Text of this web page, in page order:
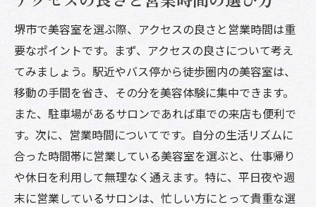
堺市の美容イベントとその詳細
旬のトレンドを取り入れるヒント
美容師が教えるトレンドの見極め方
堺市の美容室で自分らしさを表現するためのコ
ツ
自分の個性を活かしたスタイル提案
美容師と一緒にスタイルを作る方法
オリジナルスタイルを探るカウンセリング
髪型で自分を表現するためのアドバイス
堺市で美容室を選ぶ際、アクセスの良さと営業時間は重
要なポイントです。まず、アクセスの良さについて考え
てみましょう。駅近やバス停から徒歩圏内の美容室は、
移動の手間を省き、その分を美容体験に集中できます。
また、駐車場があるサロンであれば車での来店も便利で
す。次に、営業時間についてです。自分の生活リズムに
合った時間帯に営業している美容室を選ぶと、仕事帰り
や休日を利用して無理なく通えます。特に、平日夜や週
末に営業しているサロンは、忙しい方にとって貴重な選